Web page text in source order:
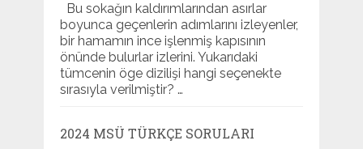
Bu sokağın kaldırımlarından asırlar
boyunca geçenlerin adımlarını izleyenler,
bir hamamın ince işlenmiş kapısının
önünde bulurlar izlerini. Yukarıdaki
tümcenin öge dizilişi hangi seçenekte
sırasıyla verilmiştir? …
2024 MSÜ TÜRKÇE SORULARI